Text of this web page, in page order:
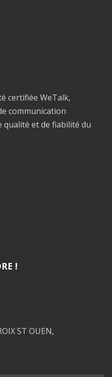
certifiée WeTalk,
communication
qualité et de fiabilité du
!
ST OUEN,